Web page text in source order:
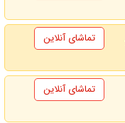
تماشای آنلاین
تماشای آنلاین